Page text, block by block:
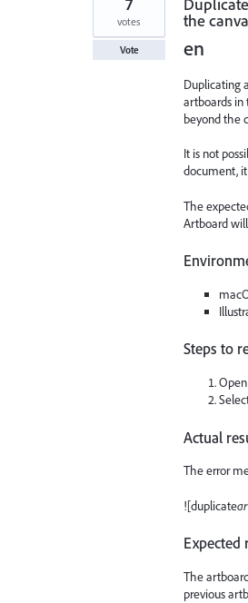
the
en
Duplicating
artboards in
beyond the
It is not
document,
The
Artboard
Steps to
Actual
The error
![duplicate
Expected
The
previous
votes
Vote